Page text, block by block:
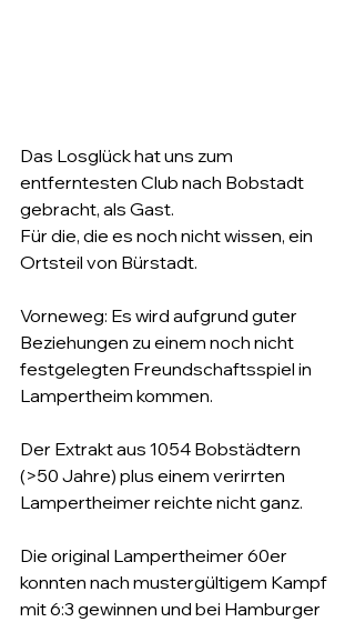
Das Losglück hat uns zum
entferntesten Club nach Bobstadt
gebracht, als Gast.
Für die, die es noch nicht wissen, ein
Ortsteil von Bürstadt.
Vorneweg: Es wird aufgrund guter
Beziehungen zu einem noch nicht
festgelegten Freundschaftsspiel in
Lampertheim kommen.
Der Extrakt aus 1054 Bobstädtern
(>50 Jahre) plus einem verirrten
Lampertheimer reichte nicht ganz.
Die original Lampertheimer 60er
konnten nach mustergültigem Kampf
mit 6:3 gewinnen und bei Hamburger